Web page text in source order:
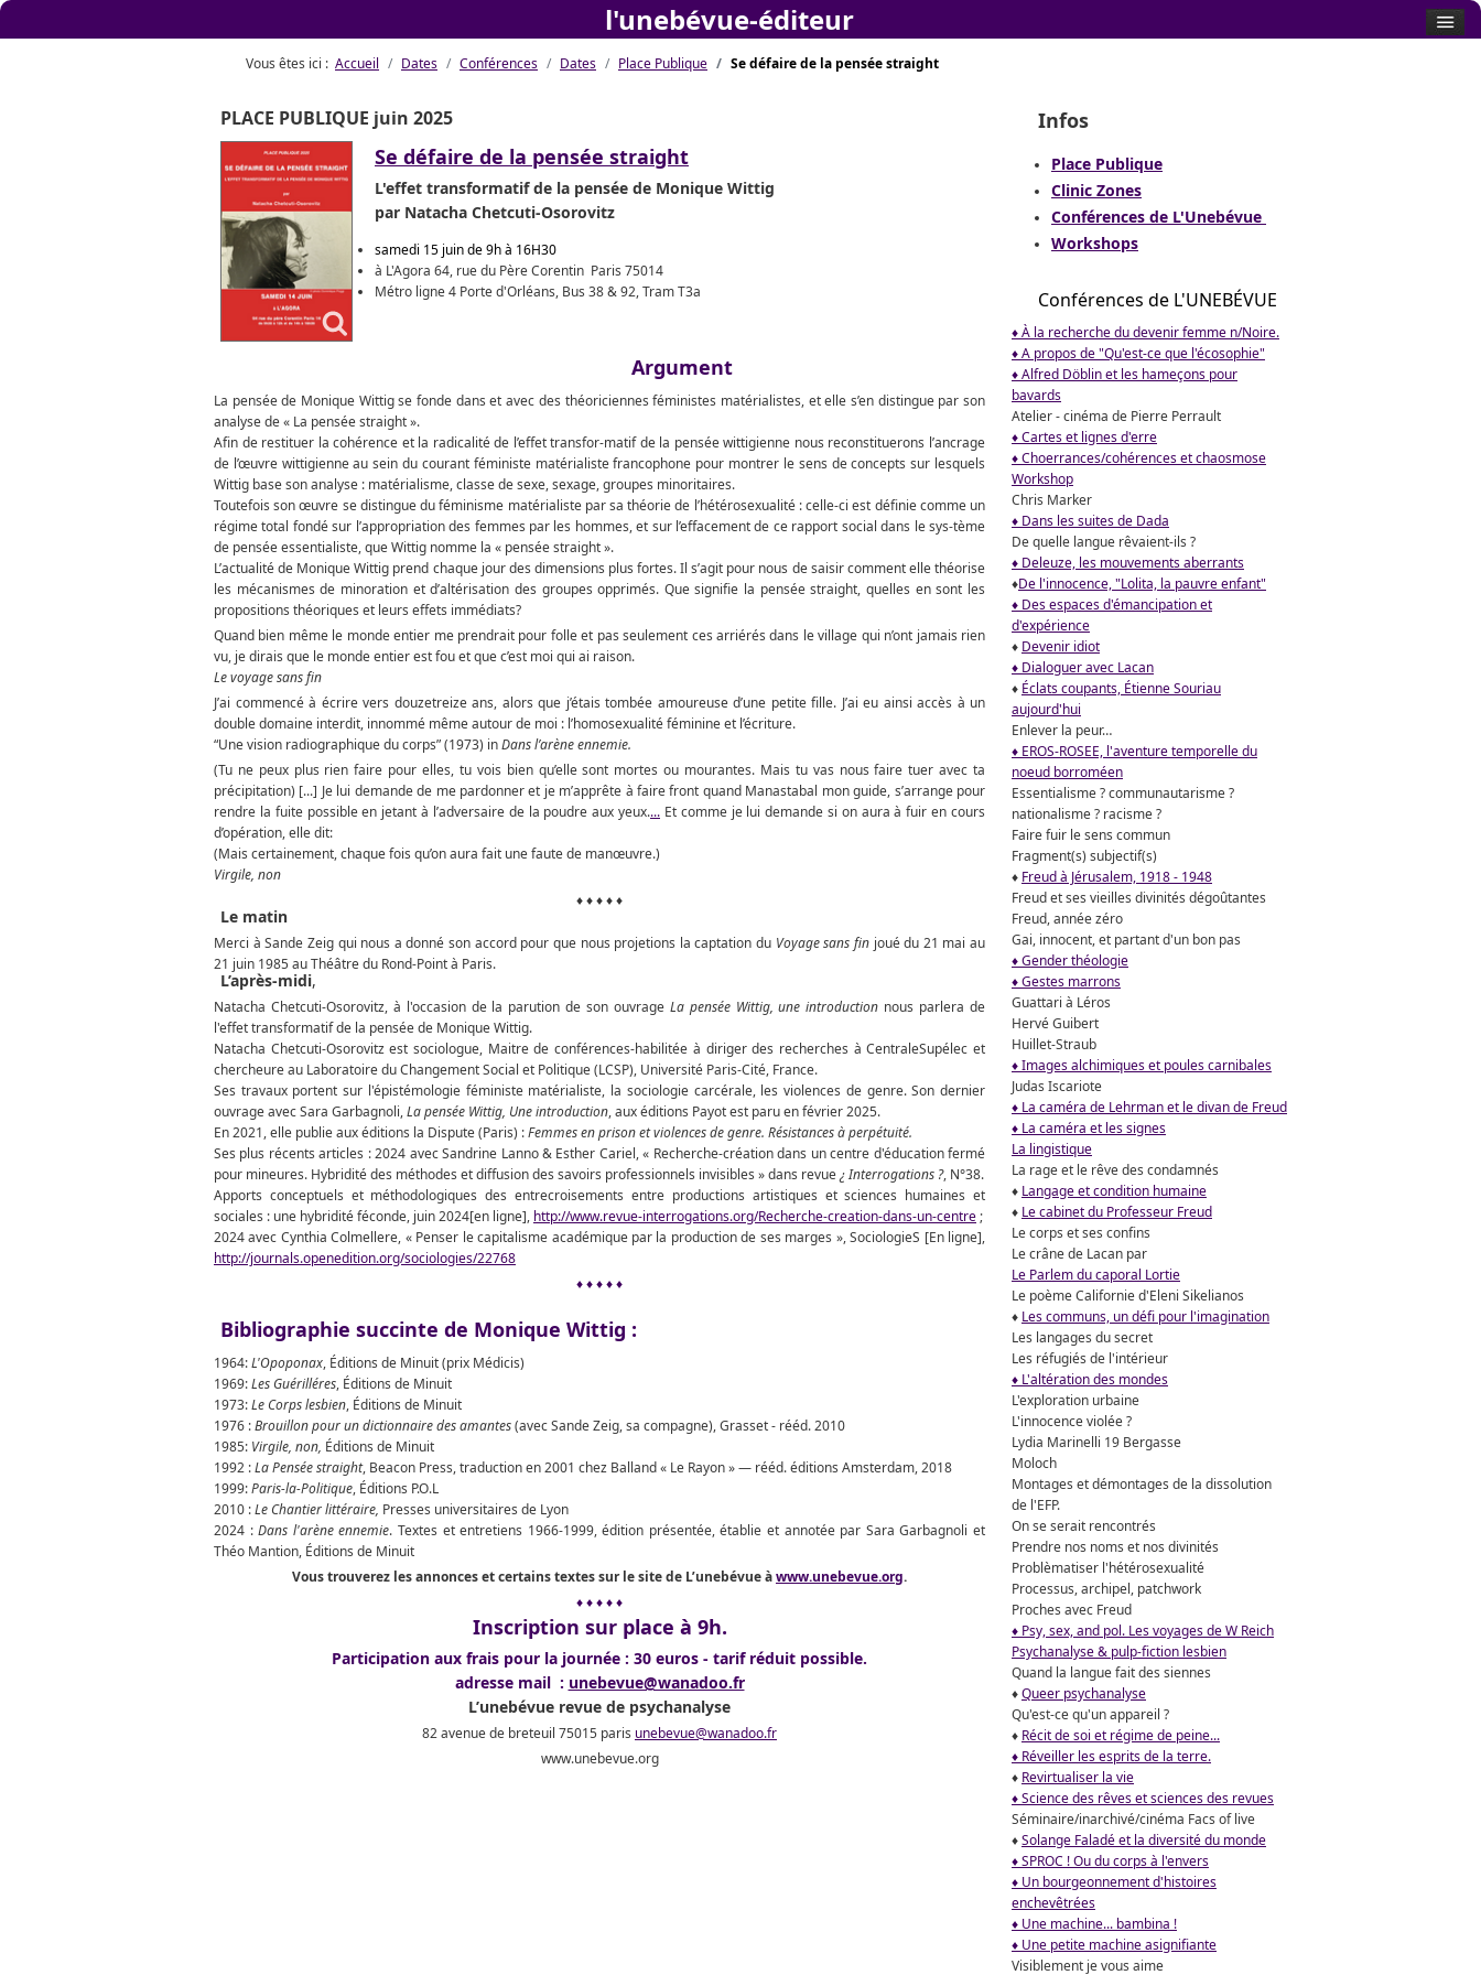
Vous êtes ici : Accueil Dates Conférences Dates Place Publique Se défaire de la pensée straight
PLACE PUBLIQUE juin 2025
Se défaire de la pensée straight
L'effet transformatif de la pensée de Monique Wittig
par Natacha Chetcuti-Osorovitz
samedi 15 juin de 9h à 16H30
à L'Agora 64, rue du Père Corentin Paris 75014
Métro ligne 4 Porte d'Orléans, Bus 38 & 92, Tram T3a
Argument
La pensée de Monique Wittig se fonde dans et avec des théoriciennes féministes matérialistes, et elle s’en distingue par son
analyse de « La pensée straight ».
Afin de restituer la cohérence et la radicalité de l’effet transfor-matif de la pensée wittigienne nous reconstituerons l’ancrage
de l’œuvre wittigienne au sein du courant féministe matérialiste francophone pour montrer le sens de concepts sur lesquels
Wittig base son analyse : matérialisme, classe de sexe, sexage, groupes minoritaires.
Toutefois son œuvre se distingue du féminisme matérialiste par sa théorie de l’hétérosexualité : celle-ci est définie comme un
régime total fondé sur l’appropriation des femmes par les hommes, et sur l’effacement de ce rapport social dans le sys-tème
de pensée essentialiste, que Wittig nomme la « pensée straight ».
L’actualité de Monique Wittig prend chaque jour des dimensions plus fortes. Il s’agit pour nous de saisir comment elle théorise
les mécanismes de minoration et d’altérisation des groupes opprimés. Que signifie la pensée straight, quelles en sont les
propositions théoriques et leurs effets immédiats?
Quand bien même le monde entier me prendrait pour folle et pas seulement ces arriérés dans le village qui n’ont jamais rien
vu, je dirais que le monde entier est fou et que c’est moi qui ai raison.
Le voyage sans fin
J’ai commencé à écrire vers douze­treize ans, alors que j’étais tombée amoureuse d’une petite fille. J’ai eu ainsi accès à un
double domaine interdit, innommé même autour de moi : l’homosexualité féminine et l’écriture.
“Une vision radiographique du corps” (1973) inDans l’arène ennemie.
(Tu ne peux plus rien faire pour elles, tu vois bien qu’elle sont mortes ou mourantes. Mais tu vas nous faire tuer avec ta
précipitation) [...] Je lui demande de me pardonner et je m’apprête à faire front quand Manastabal mon guide, s’arrange pour
rendre la fuite possible en jetant à l’adversaire de la poudre aux yeux.... Et comme je lui demande si on aura à fuir en cours
d’opération, elle dit:
(Mais certainement, chaque fois qu’on aura fait une faute de manœuvre.)
Virgile, non
♦ ♦ ♦ ♦ ♦
Le matin
Merci à Sande Zeig qui nous a donné son accord pour que nous projetions la captation du Voyage sans finjoué du 21 mai au
21 juin 1985 au Théâtre du Rond-Point à Paris.
L’après-midi,
Natacha Chetcuti-Osorovitz, à l'occasion de la parution de son ouvrage La pensée Wittig, une introduction nous parlera de
l'effet transformatif de la pensée de Monique Wittig.
Natacha Chetcuti-Osorovitz est sociologue, Maitre de conférences-habilitée à diriger des recherches à CentraleSupélec et
chercheure au Laboratoire du Changement Social et Politique (LCSP), Université Paris-Cité, France.
Ses travaux portent sur l'épistémologie féministe matérialiste, la sociologie carcérale, les violences de genre. Son dernier
ouvrage avec Sara Garbagnoli,La pensée Wittig, Une introduction, aux éditions Payot est paru en février 2025.
En 2021, elle publie aux éditions la Dispute (Paris) :Femmes en prison et violences de genre. Résistances à perpétuité.
Ses plus récents articles : 2024 avec Sandrine Lanno & Esther Cariel, « Recherche-création dans un centre d'éducation fermé
pour mineures. Hybridité des méthodes et diffusion des savoirs professionnels invisibles » dans revue¿ Interrogations ?, N°38.
Apports conceptuels et méthodologiques des entrecroisements entre productions artistiques et sciences humaines et
sociales : une hybridité féconde, juin 2024[en ligne], http://www.revue-interrogations.org/Recherche-creation-dans-un-centre ;
2024 avec Cynthia Colmellere, « Penser le capitalisme académique par la production de ses marges », SociologieS [En ligne],
http://journals.openedition.org/sociologies/22768
♦ ♦ ♦ ♦ ♦
Bibliographie succinte de Monique Wittig :
1964:L'Opoponax, Éditions de Minuit (prix Médicis)
1969:Les Guérilléres, Éditions de Minuit
1973:Le Corps lesbien, Éditions de Minuit
1976 :Brouillon pour un dictionnaire des amantes(avec Sande Zeig, sa compagne), Grasset - rééd. 2010
1985: Virgile, non, Éditions de Minuit
1992 :La Pensée straight, Beacon Press, traduction en 2001 chez Balland « Le Rayon » — rééd. éditions Amsterdam, 2018
1999:Paris-la-Politique, Éditions P.O.L
2010 :Le Chantier littéraire, Presses universitaires de Lyon
2024 :Dans l'arène ennemie. Textes et entretiens 1966-1999, édition présentée, établie et annotée par Sara Garbagnoli et
Théo Mantion, Éditions de Minuit
Vous trouverez les annonces et certains textes sur le site de L’unebévue àwww.unebevue.org.
♦ ♦ ♦ ♦ ♦
Inscription sur place à 9h.
Participation aux frais pour la journée : 30 euros - tarif réduit possible.
adresse mail : unebevue@wanadoo.fr
L’unebévue revue de psychanalyse
82 avenue de breteuil 75015 paris unebevue@wanadoo.fr
www.unebevue.org
Infos
Place Publique
Clinic Zones
Conférences de L'Unebévue
Workshops
Conférences de L'UNEBÉVUE
♦ À la recherche du devenir femme n/Noire.
♦ A propos de "Qu'est-ce que l'écosophie"
♦ Alfred Döblin et les hameçons pour
bavards
Atelier - cinéma de Pierre Perrault
♦ Cartes et lignes d'erre
♦ Choerrances/cohérences et chaosmose
Workshop
Chris Marker
♦ Dans les suites de Dada
De quelle langue rêvaient-ils ?
♦ Deleuze, les mouvements aberrants
♦De l'innocence, "Lolita, la pauvre enfant"
♦ Des espaces d'émancipation et
d'expérience
♦ Devenir idiot
♦ Dialoguer avec Lacan
♦ Éclats coupants, Étienne Souriau
aujourd'hui
Enlever la peur…
♦ EROS-ROSEE, l'aventure temporelle du
noeud borroméen
Essentialisme ? communautarisme ?
nationalisme ? racisme ?
Faire fuir le sens commun
Fragment(s) subjectif(s)
♦ Freud à Jérusalem, 1918 - 1948
Freud et ses vieilles divinités dégoûtantes
Freud, année zéro
Gai, innocent, et partant d'un bon pas
♦ Gender théologie
♦ Gestes marrons
Guattari à Léros
Hervé Guibert
Huillet-Straub
♦ Images alchimiques et poules carnibales
Judas Iscariote
♦ La caméra de Lehrman et le divan de Freud
♦ La caméra et les signes
La lingistique
La rage et le rêve des condamnés
♦ Langage et condition humaine
♦ Le cabinet du Professeur Freud
Le corps et ses confins
Le crâne de Lacan par
Le Parlem du caporal Lortie
Le poème Californie d'Eleni Sikelianos
♦ Les communs, un défi pour l'imagination
Les langages du secret
Les réfugiés de l'intérieur
♦ L'altération des mondes
L'exploration urbaine
L'innocence violée ?
Lydia Marinelli 19 Bergasse
Moloch
Montages et démontages de la dissolution
de l'EFP.
On se serait rencontrés
Prendre nos noms et nos divinités
Problèmatiser l'hétérosexualité
Processus, archipel, patchwork
Proches avec Freud
♦ Psy, sex, and pol. Les voyages de W Reich
Psychanalyse & pulp-fiction lesbien
Quand la langue fait des siennes
♦Queer psychanalyse
Qu'est-ce qu'un appareil ?
♦ Récit de soi et régime de peine...
♦ Réveiller les esprits de la terre.
♦ Revirtualiser la vie
♦ Science des rêves et sciences des revues
Séminaire/inarchivé/cinéma Facs of live
♦Solange Faladé et la diversité du monde
♦ SPROC ! Ou du corps à l'envers
♦ Un bourgeonnement d'histoires
enchevêtrées
♦ Une machine... bambina !
♦ Une petite machine asignifiante
Visiblement je vous aime
l'unebévue-éditeur